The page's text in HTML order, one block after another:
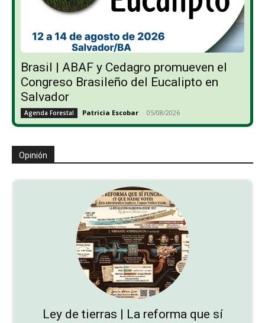
Brasil | ABAF y Cedagro promueven el
Congreso Brasileño del Eucalipto en
Salvador
Agenda Forestal Patricia Escobar - 05/08/2026
Opinión
Ley de tierras | La reforma que sí